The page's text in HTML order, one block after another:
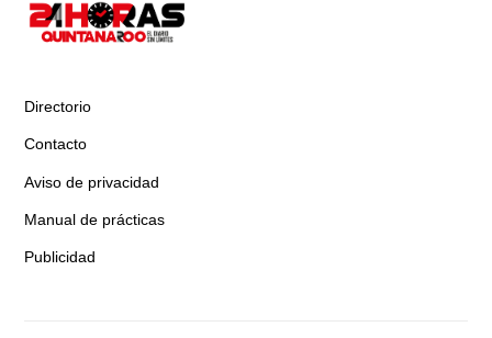
Directorio
Contacto
Aviso de privacidad
Manual de prácticas
Publicidad